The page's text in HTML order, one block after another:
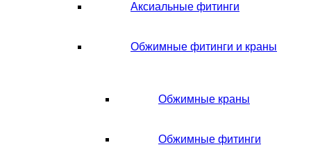
Аксиальные фитинги
Обжимные фитинги и краны
Обжимные краны
Обжимные фитинги